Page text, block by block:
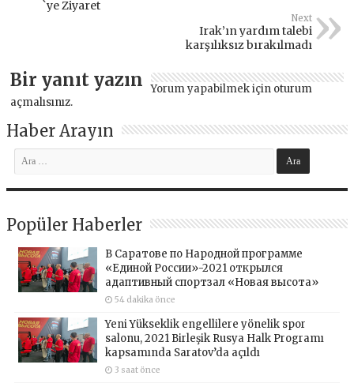
`ye Ziyaret
Next
Irak’ın yardım talebi
karşılıksız bırakılmadı
Bir yanıt yazın Yorum yapabilmek için oturum
açmalısınız.
Haber Arayın
Popüler Haberler
В Саратове по Народной программе
«Единой России»-2021 открылся
адаптивный спортзал «Новая высота»
54 dakika önce
Yeni Yükseklik engellilere yönelik spor
salonu, 2021 Birleşik Rusya Halk Programı
kapsamında Saratov’da açıldı
3 saat önce